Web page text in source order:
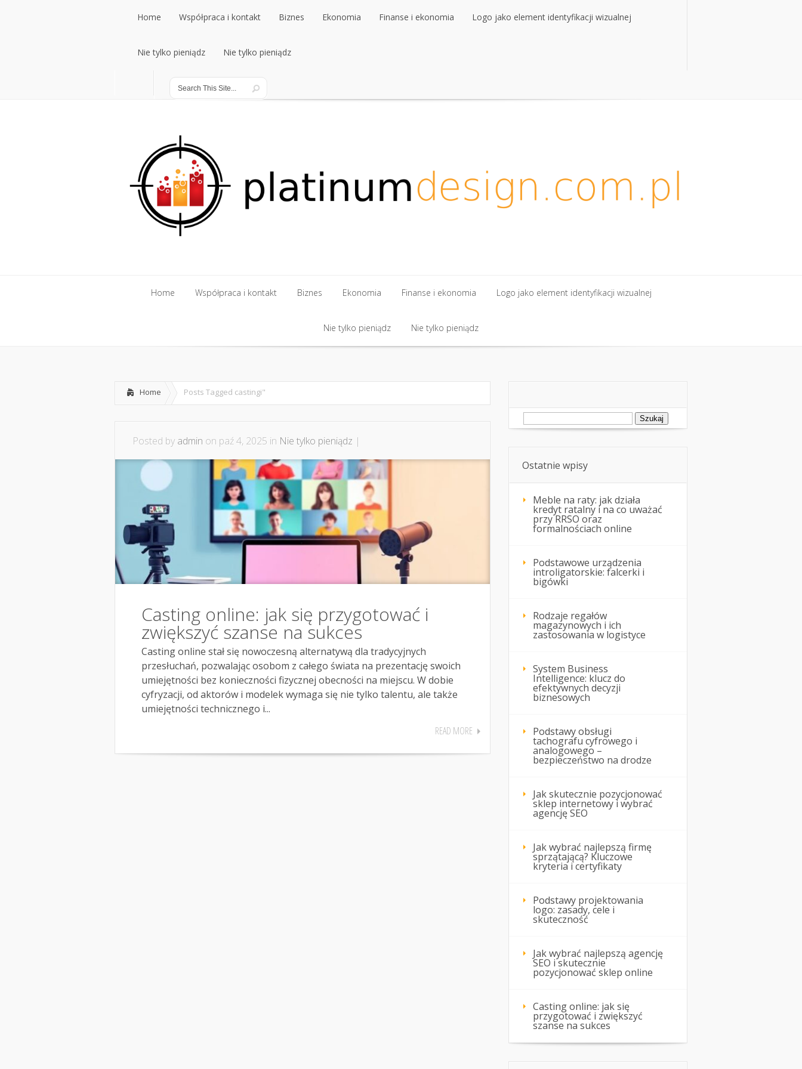
Home
Home
Współpraca i kontakt
Współpraca i kontakt
Biznes
Biznes
Ekonomia Finanse i ekonomia Logo jako element identyfikacji wizualnej
Nie tylko pieniądz
Nie tylko pieniądz
Nie tylko pieniądz
Nie tylko pieniądz
Home Współpraca i kontakt Biznes Ekonomia
Ekonomia
Finanse i ekonomia
Finanse i ekonomia
Logo jako element identyfikacji wizualnej
Nie tylko pieniądz Nie tylko pieniądz
Home Posts Tagged castingi"
Posted by admin on paź 4, 2025 in Nie tylko pieniądz |
Casting online: jak się przygotować i
zwiększyć szanse na sukces
Casting online stał się nowoczesną alternatywą dla tradycyjnych
przesłuchań, pozwalając osobom z całego świata na prezentację swoich
umiejętności bez konieczności fizycznej obecności na miejscu. W dobie
cyfryzacji, od aktorów i modelek wymaga się nie tylko talentu, ale także
umiejętności technicznego i...
READ MORE
Szukaj:
Ostatnie wpisy
Meble na raty: jak działa
kredyt ratalny i na co uważać
przy RRSO oraz
formalnościach online
Podstawowe urządzenia
introligatorskie: falcerki i
bigówki
Rodzaje regałów
magazynowych i ich
zastosowania w logistyce
System Business
Intelligence: klucz do
efektywnych decyzji
biznesowych
Podstawy obsługi
tachografu cyfrowego i
analogowego –
bezpieczeństwo na drodze
Jak skutecznie pozycjonować
sklep internetowy i wybrać
agencję SEO
Jak wybrać najlepszą firmę
sprzątającą? Kluczowe
kryteria i certyfikaty
Podstawy projektowania
logo: zasady, cele i
skuteczność
Jak wybrać najlepszą agencję
SEO i skutecznie
pozycjonować sklep online
Casting online: jak się
przygotować i zwiększyć
szanse na sukces